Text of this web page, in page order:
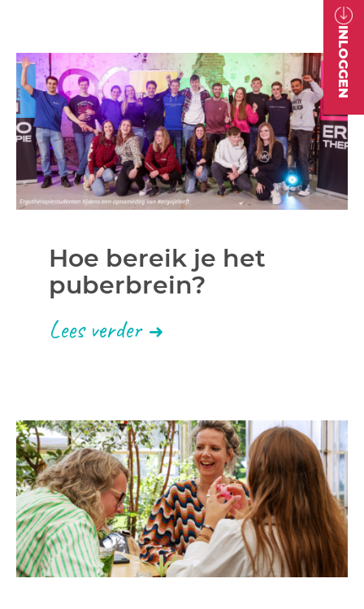
INLOGGEN
Hoe bereik je het
puberbrein?
Lees verder